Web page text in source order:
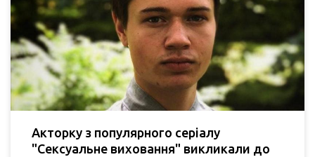
Акторку з популярного серіалу
"Сексуальне виховання" викликали до